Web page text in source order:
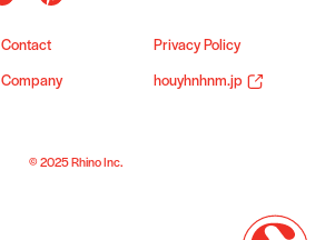
Contact Privacy Policy
Company houyhnhnm.jp
© 2025 Rhino Inc.